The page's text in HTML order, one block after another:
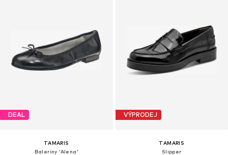
DEAL
TAMARIS
Baleríny 'Alena'
VÝPRODEJ
TAMARIS
Slipper